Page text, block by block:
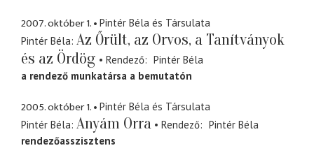
2007. október 1.
Pintér Béla és Társulata
Pintér Béla Az Őrült, az Orvos, a Tanítványok
és az Ördög
Rendező
Pintér Béla
a rendező munkatársa a bemutatón
2005. október 1.
Pintér Béla és Társulata
Pintér Béla Anyám Orra Rendező
Pintér Béla
rendezőasszisztens